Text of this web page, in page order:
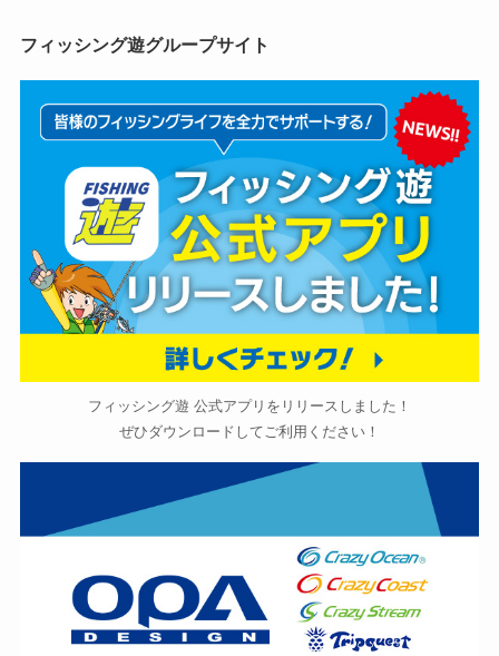
フィッシング遊グループサイト
フィッシング遊 公式アプリをリリースしました！
ぜひダウンロードしてご利用ください！